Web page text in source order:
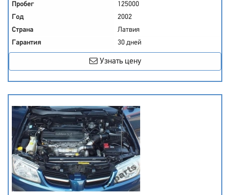
Пробег
125000
Год
2002
Страна
Латвия
Гарантия
30 дней
Узнать цену